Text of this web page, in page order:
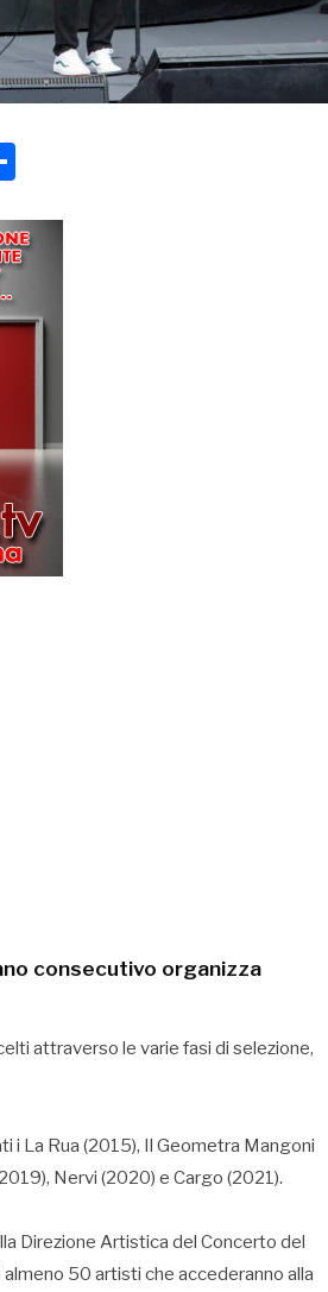
consecutivo organizza
attraverso le varie fasi di selezione,
La Rua (2015), Il Geometra Mangoni
Nervi (2020) e Cargo (2021).
Direzione Artistica del Concerto del
50 artisti che accederanno alla